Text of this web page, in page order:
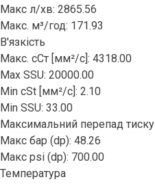
Макс л/хв: 2865.56
Макс. м³/год: 171.93
В'язкість
Макс. сСт [мм²/с]: 4318.00
Max SSU: 20000.00
Min cSt [мм²/с]: 2.10
Min SSU: 33.00
Максимальний перепад тиску
Макс бар (dp): 48.26
Макс psi (dp): 700.00
Температура